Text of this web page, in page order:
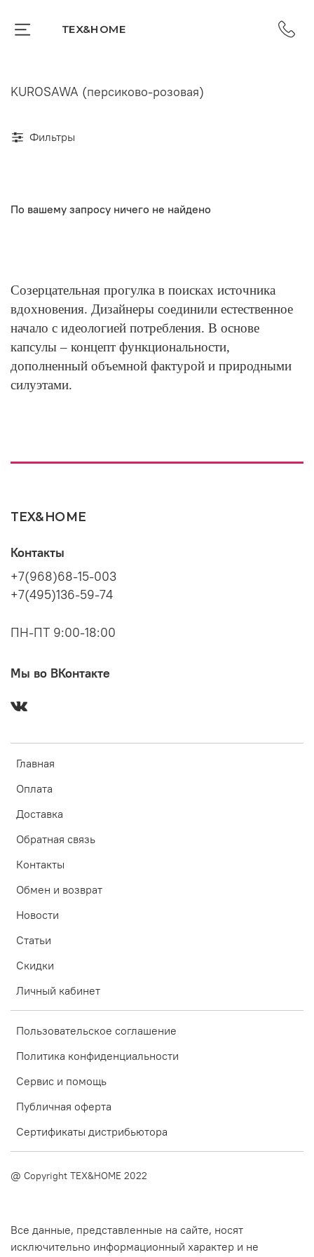
TEX&HOME
KUROSAWA (персиково-розовая)
Фильтры
По вашему запросу ничего не найдено
Созерцательная прогулка в поисках источника
вдохновения. Дизайнеры соединили естественное
начало с идеологией потребления. В основе
капсулы – концепт функциональности,
дополненный объемной фактурой и природными
силуэтами.
TEX&HOME
Главная
Оплата
Доставка
Обратная связь
Контакты
Обмен и возврат
Новости
Статьи
Скидки
Личный кабинет
Пользовательское соглашение
Политика конфиденциальности
Сервис и помощь
Публичная оферта
Сертификаты дистрибьютора
Контакты
+7(968)68-15-003
+7(495)136-59-74
ПН-ПТ 9:00-18:00
Мы во ВКонтакте
@ Copyright TEX&HOME 2022
Все данные, представленные на сайте, носят
исключительно информационный характер и не